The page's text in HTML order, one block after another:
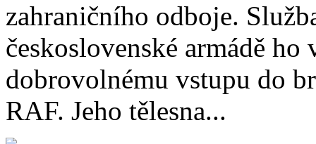
zahraničního odboje.
československé armádě
dobrovolnému vstupu do
RAF. Jeho tělesna...